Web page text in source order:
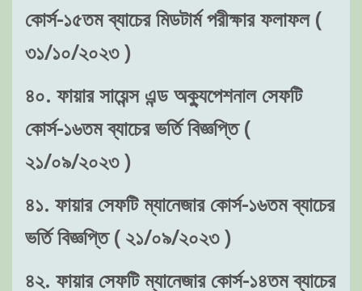
কোর্স-১৫তম ব্যাচের মিডটার্ম পরীক্ষার ফলাফল (
৩১/১০/২০২৩ )
৪০. ফায়ার সায়েন্স এন্ড অক্যুপেশনাল সেফটি
কোর্স-১৬তম ব্যাচের ভর্তি বিজ্ঞপ্তি (
২১/০৯/২০২৩ )
৪১. ফায়ার সেফটি ম্যানেজার কোর্স-১৬তম ব্যাচের
ভর্তি বিজ্ঞপ্তি ( ২১/০৯/২০২৩ )
৪২. ফায়ার সেফটি ম্যানেজার কোর্স-১৪তম ব্যাচের